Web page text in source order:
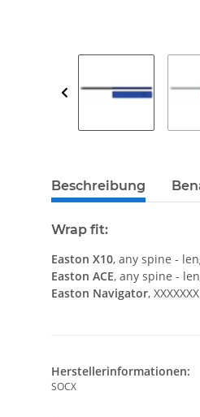
weitere Registerkarten
Beschreibung
Wrap fit:
Easton X10, any spine -
Easton ACE, any spine -
Easton Navigator,
Herstellerinformationen:
SOCX